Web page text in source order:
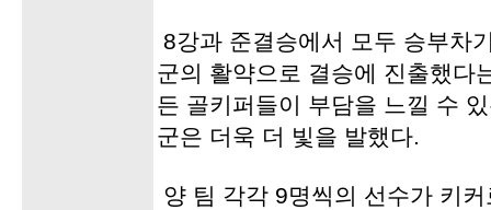
8강과 준결승에서 모두 승부차
군의 활약으로 결승에 진출했다
든 골키퍼들이 부담을 느낄 수
군은 더욱 더 빛을 발했다.
양 팀 각각 9명씩의 선수가 키